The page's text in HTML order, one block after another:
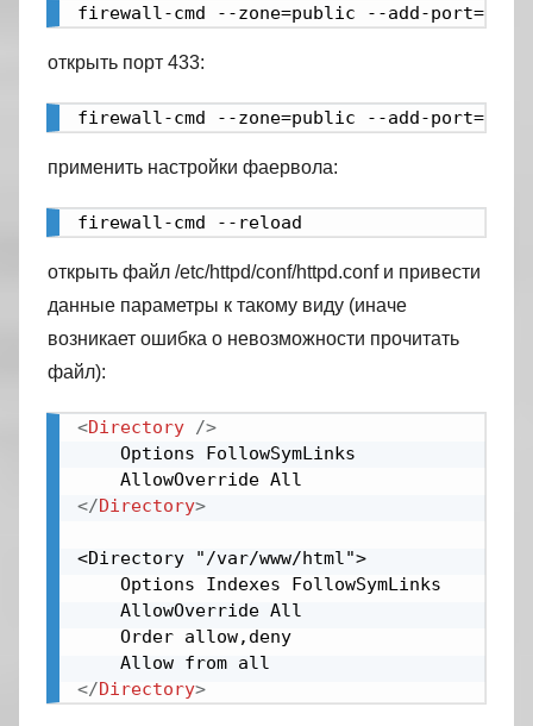
firewall-cmd --zone=public --add-port=80/
открыть порт 433:
firewall-cmd --zone=public --add-port=443/
применить настройки фаервола:
firewall-cmd --reload
открыть файл /etc/httpd/conf/httpd.conf и привести
данные параметры к такому виду (иначе
возникает ошибка о невозможности прочитать
файл):
<Directory
/>
    Options FollowSymLinks
</Directory>
<Directory "/var/www/html">
</Directory>